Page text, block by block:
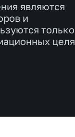
являются
и